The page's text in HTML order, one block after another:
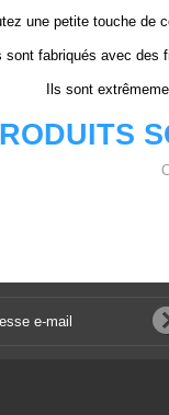
une petite touche de
sont fabriqués avec des
Ils sont